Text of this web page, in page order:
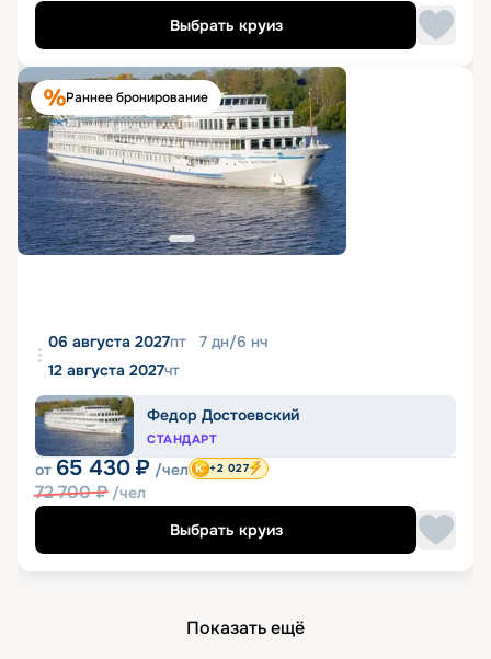
Выбрать круиз
Раннее бронирование
06 августа 2027пт 7 дн/6 нч
12 августа 2027чт
Федор Достоевский
СТАНДАРТ
от 65 430 ₽ /чел
72 700₽ /чел
+2 027
Выбрать круиз
Показать ещё